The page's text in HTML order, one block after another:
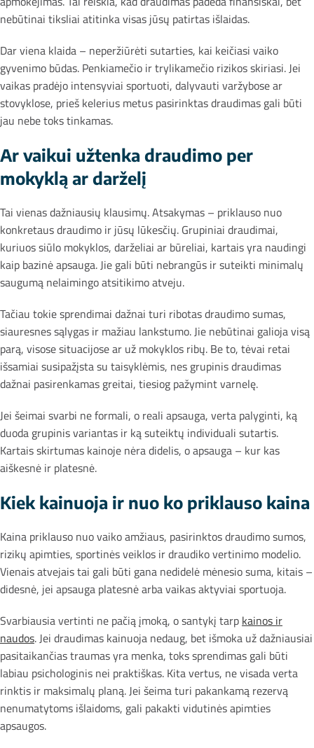
nebūtinai tiksliai atitinka visas jūsų patirtas išlaidas.
Dar viena klaida – neperžiūrėti sutarties, kai keičiasi vaiko
gyvenimo būdas. Penkiamečio ir trylikamečio rizikos skiriasi. Jei
vaikas pradėjo intensyviai sportuoti, dalyvauti varžybose ar
stovyklose, prieš kelerius metus pasirinktas draudimas gali būti
jau nebe toks tinkamas.
Ar vaikui užtenka draudimo per
mokyklą ar darželį
Tai vienas dažniausių klausimų. Atsakymas – priklauso nuo
konkretaus draudimo ir jūsų lūkesčių. Grupiniai draudimai,
kuriuos siūlo mokyklos, darželiai ar būreliai, kartais yra naudingi
kaip bazinė apsauga. Jie gali būti nebrangūs ir suteikti minimalų
saugumą nelaimingo atsitikimo atveju.
Tačiau tokie sprendimai dažnai turi ribotas draudimo sumas,
siauresnes sąlygas ir mažiau lankstumo. Jie nebūtinai galioja visą
parą, visose situacijose ar už mokyklos ribų. Be to, tėvai retai
išsamiai susipažįsta su taisyklėmis, nes grupinis draudimas
dažnai pasirenkamas greitai, tiesiog pažymint varnelę.
Jei šeimai svarbi ne formali, o reali apsauga, verta palyginti, ką
duoda grupinis variantas ir ką suteiktų individuali sutartis.
Kartais skirtumas kainoje nėra didelis, o apsauga – kur kas
aiškesnė ir platesnė.
Kiek kainuoja ir nuo ko priklauso kaina
Kaina priklauso nuo vaiko amžiaus, pasirinktos draudimo sumos,
rizikų apimties, sportinės veiklos ir draudiko vertinimo modelio.
Vienais atvejais tai gali būti gana nedidelė mėnesio suma, kitais –
didesnė, jei apsauga platesnė arba vaikas aktyviai sportuoja.
Svarbiausia vertinti ne pačią įmoką, o santykį tarp kainos ir
naudos. Jei draudimas kainuoja nedaug, bet išmoka už dažniausiai
pasitaikančias traumas yra menka, toks sprendimas gali būti
labiau psichologinis nei praktiškas. Kita vertus, ne visada verta
rinktis ir maksimalų planą. Jei šeima turi pakankamą rezervą
nenumatytoms išlaidoms, gali pakakti vidutinės apimties
apsaugos.